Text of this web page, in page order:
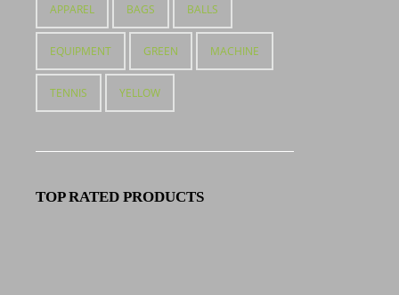
APPAREL BAGS BALLS
EQUIPMENT GREEN MACHINE
TENNIS YELLOW
TOP RATED PRODUCTS